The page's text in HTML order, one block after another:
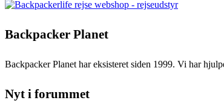
Backpacker Planet
Backpacker Planet har eksisteret siden 1999. Vi har
Nyt i forummet